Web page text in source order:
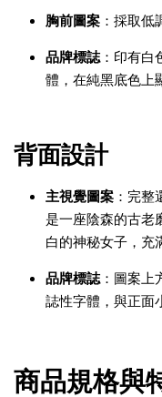
胸前圖案 ：採取低
品牌標誌：印有白
體，在純黑底色上
背面設計
主視覺圖案 ：完
是一座陰森的古老
白的神秘女子，充
品牌標誌：圖案上
誌性字體，與正面
商品規格與